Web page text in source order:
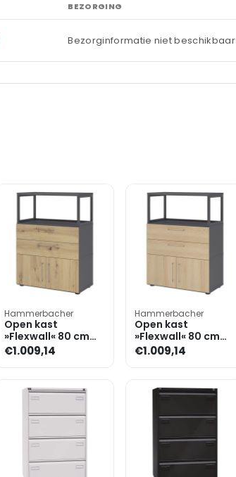
BEZORGING
Bezorginformatie niet beschikbaar
Hammerbacher
Open kast
»Flexwall« 80 cm
breed 3 OH stalen
frame 2 laden
€1.009,14
Hammerbacher
Open kast
»Flexwall« 80 cm
breed 3 OH stalen
frame 2 laden
€1.009,14